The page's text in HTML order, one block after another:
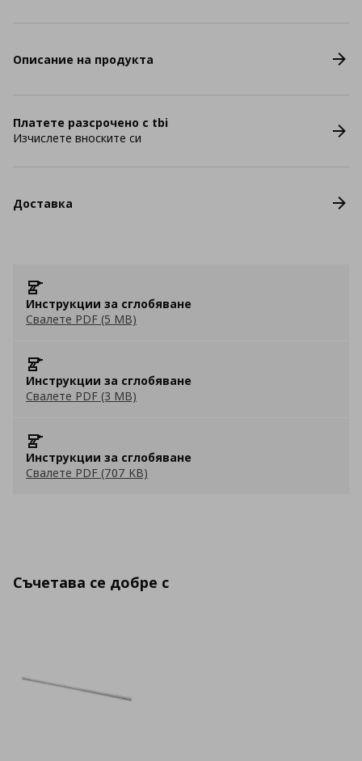
Описание на продукта
Платете разсрочено с tbi
Изчислете вноските си
Доставка
Инструкции за сглобяване
Свалете PDF (5 MB)
Инструкции за сглобяване
Свалете PDF (3 MB)
Инструкции за сглобяване
Свалете PDF (707 KB)
Съчетава се добре с